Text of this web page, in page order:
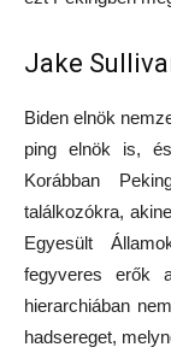
Jake
Biden elnök
ping elnök is,
Korábban
találkozókra,
Egyesült
fegyveres erők
hierarchiában
hadsereget,